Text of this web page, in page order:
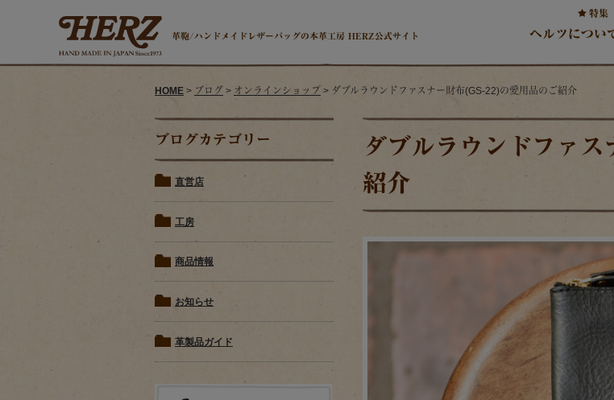
革鞄/ハンドメイドレザーバッグの本革工房 HERZ公式サイト
特集
ヘルツについ
HOME > ブログ > オンラインショップ > ダブルラウンドファスナー財布(GS-22)の愛用品のご紹介
ブログカテゴリー
直営店
工房
商品情報
お知らせ
革製品ガイド
ダブルラウンドファス
紹介